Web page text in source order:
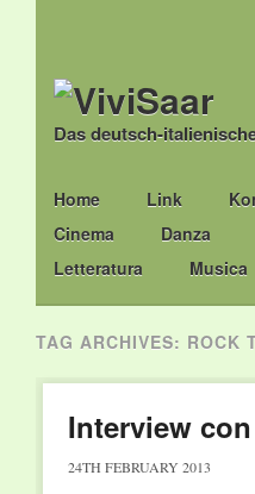
Das deutsch-
Main menu
Skip
to
content
Home Link
Cinema
Danza
Letteratura
Musica
TAG ARCHIVES: ROCK
Interview
24TH FEBRUARY 2013